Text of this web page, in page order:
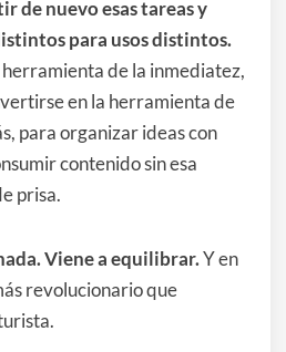
de nuevo esas tareas y
para usos distintos.
herramienta de la inmediatez,
en la herramienta de
para organizar ideas con
contenido sin esa
prisa.
Viene a equilibrar.Y en
revolucionario que